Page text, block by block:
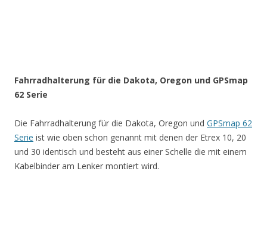
Fahrradhalterung für die Dakota, Oregon und GPSmap
62 Serie
Die Fahrradhalterung für die Dakota, Oregon und GPSmap 62
Serie ist wie oben schon genannt mit denen der Etrex 10, 20
und 30 identisch und besteht aus einer Schelle die mit einem
Kabelbinder am Lenker montiert wird.